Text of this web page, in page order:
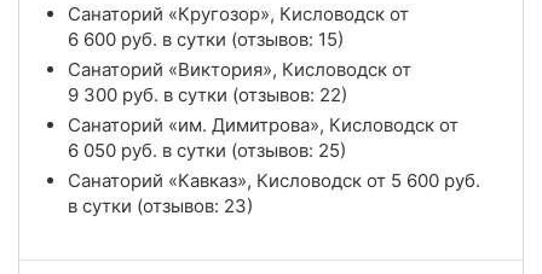
Санаторий «Кругозор», Кисловодск от
6 600 руб. в сутки (отзывов: 15)
Санаторий «Виктория», Кисловодск от
9 300 руб. в сутки (отзывов: 22)
Санаторий «им. Димитрова», Кисловодск от
6 050 руб. в сутки (отзывов: 25)
Санаторий «Кавказ», Кисловодск от 5 600 руб.
в сутки (отзывов: 23)